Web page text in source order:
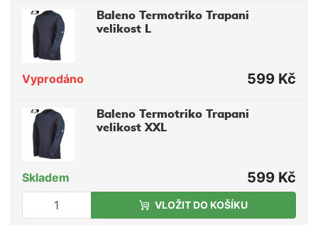
Baleno Termotriko Trapani
velikost L
Vyprodáno 599 Kč
Baleno Termotriko Trapani
velikost XXL
Skladem 599 Kč
VLOŽIT DO KOŠÍKU